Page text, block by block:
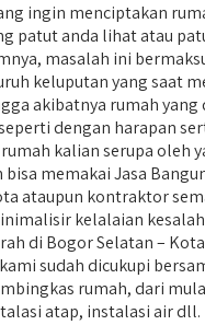
ingin menciptakan
patut anda lihat atau
masalah ini
keluputan yang saat
akibatnya rumah
dengan harapan
kalian serupa oleh
memakai Jasa
ataupun kontraktor
kelalaian
di Bogor Selatan –
sudah dicukupi
rumah, dari
atap, instalasi air dll.